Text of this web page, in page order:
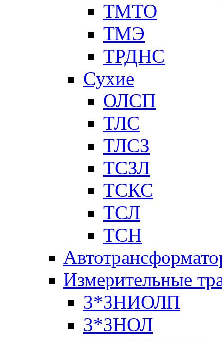
ТМТО
ТМЭ
ТРДНС
Сухие
ОЛСП
ТЛС
ТЛСЗ
ТСЗЛ
ТСКС
ТСЛ
ТСН
Измерительные
3*ЗНИОЛП
3*ЗНОЛ